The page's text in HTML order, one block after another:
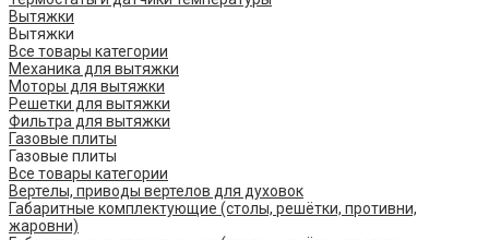
Вытяжки
Вытяжки
Все товары категории
Механика для вытяжки
Моторы для вытяжки
Решетки для вытяжки
Фильтра для вытяжки
Газовые плиты
Газовые плиты
Все товары категории
Вертелы, приводы вертелов для духовок
Габаритные комплектующие (столы, решётки, противни,
жаровни)